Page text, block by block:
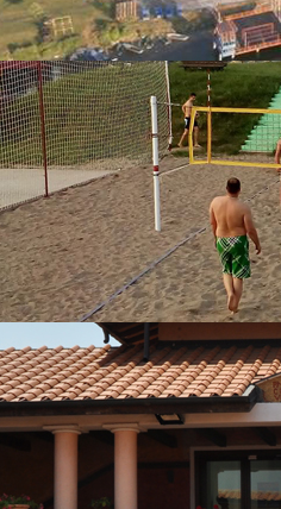
из ваздуха
на песку